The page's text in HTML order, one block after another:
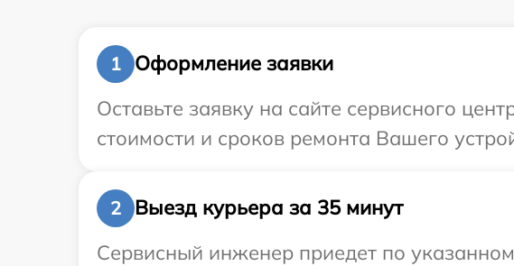
1
Оформление заявки
Оставьте заявку на сайте сервисного
стоимости и сроков ремонта Вашего
2
Выезд курьера за 35 минут
Сервисный инженер приедет по